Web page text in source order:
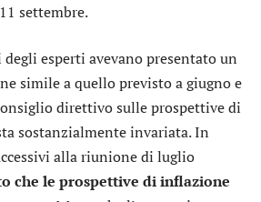
settembre.
esperti avevano presentato un
simile a quello previsto a giugno e
direttivo sulle prospettive di
sostanzialmente invariata. In
alla riunione di luglio
che le prospettive di inflazione